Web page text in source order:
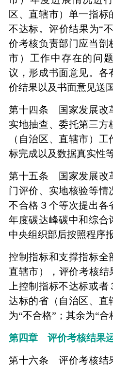
区、直辖市）单一指标
不达标。评价结果为“
价考核负责部门应当剖
市）工作中存在的问
议，形成书面意见。各
价结果以及书面意见送
第十四条 国家发展改
实地抽查、委托第三
（自治区、直辖市）
标完成以及数据真实性
第十五条 国家发展改
门评价、实地核验等情
不合格３个等次提出各
年度碳达峰碳中和综合
中央组织部后按照程序
控制指标和支撑指标全
直辖市），评价考核结
上控制指标不达标或
达标的省（自治区、直
为“不合格”；其余为“合
第四章 评价考核结果
第十六条 评价考核结